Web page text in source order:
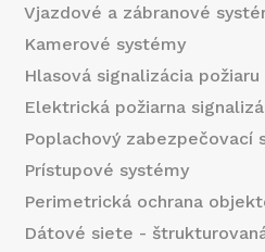
Vjazdové a zábranové
Kamerové systémy
Hlasová signalizácia
Elektrická požiarna
Poplachový zabezpečovací
Prístupové systémy
Perimetrická ochrana
Dátové siete -